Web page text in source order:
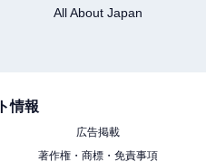
All About Japan
情報
広告掲載
著作権・商標・免責事項